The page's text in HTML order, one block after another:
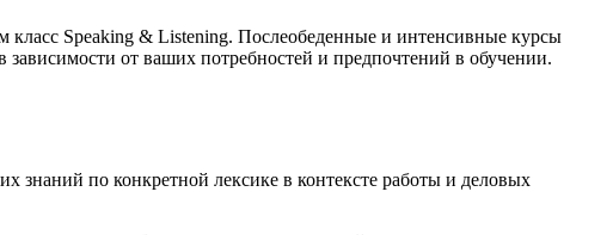
класс Speaking & Listening. Послеобеденные и интенсивные курсы
от ваших потребностей и предпочтений в обучении.
знаний по конкретной лексике в контексте работы и деловых